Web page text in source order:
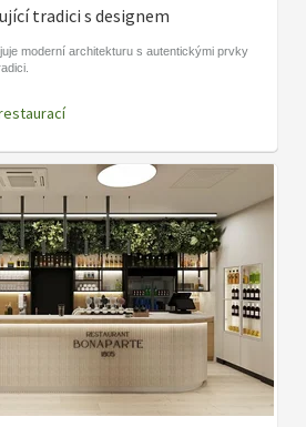
tradici s designem
moderní architekturu s autentickými prvky